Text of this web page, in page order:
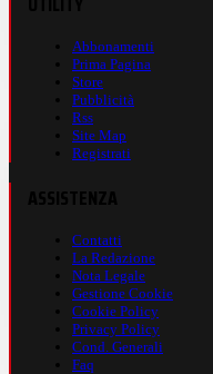
Abbonamenti
Prima Pagina
Store
Pubblicità
Rss
Site Map
Registrati
Contatti
La Redazione
Nota Legale
Gestione Cookie
Cookie Policy
Privacy Policy
Cond. Generali
Faq